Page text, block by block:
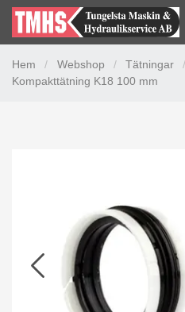
Hem / Webshop / Tätningar /
Kompakttätning K18 100 mm